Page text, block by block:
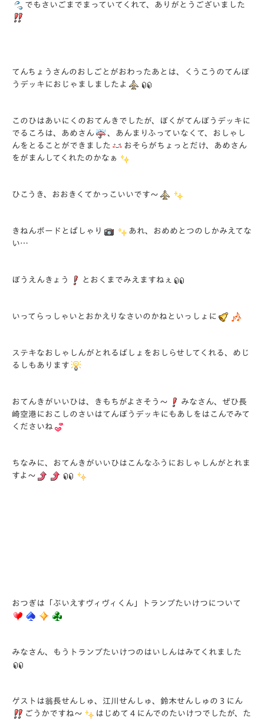
でもさいごまでまっていてくれて、ありがとうございました
てんちょうさんのおしごとがおわったあとは、くうこうのてんぼ
うデッキにおじゃましましたよ
このひはあいにくのおてんきでしたが、ぼくがてんぼうデッキに
でるころは、あめさん
、あんまりふっていなくて、おしゃし
んをとることができました
おそらがちょっとだけ、あめさん
をがまんしてくれたのかなぁ
ひこうき、おおきくてかっこいいです～
きねんボードとぱしゃり
あれ、おめめとつのしかみえてな
い…
ぼうえんきょう とおくまでみえますねぇ
いってらっしゃいとおかえりなさいのかねといっしょに
ステキなおしゃしんがとれるばしょをおしらせしてくれる、めじ
るしもあります
おてんきがいいひは、きもちがよさそう～
みなさん、ぜひ長
崎空港におこしのさいはてんぼうデッキにもあしをはこんでみて
くださいね
ちなみに、おてんきがいいひはこんなふうにおしゃしんがとれま
すよ～
おつぎは「ぶいえすヴィヴィくん」トランプたいけつについて
みなさん、もうトランプたいけつのはいしんはみてくれました
ゲストは翁長せんしゅ、江川せんしゅ、鈴木せんしゅの３にん
ごうかですね～
はじめて４にんでのたいけつでしたが、た